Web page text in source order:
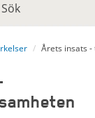
Sök
Årets insats